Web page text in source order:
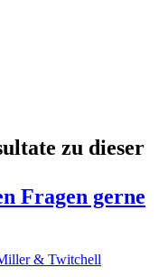
zu dieser
Fragen gerne
& Twitchell